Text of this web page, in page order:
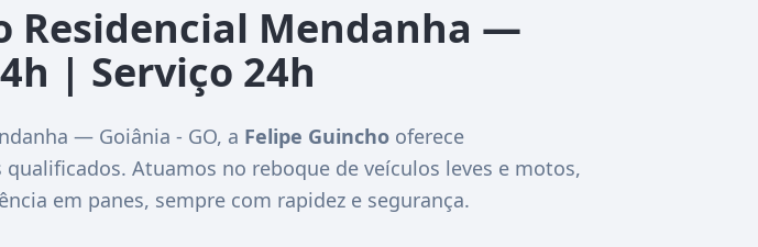
Residencial Mendanha —
| Serviço 24h
— Goiânia - GO, a Felipe Guincho oferece
Atuamos no reboque de veículos leves e motos,
em panes, sempre com rapidez e segurança.